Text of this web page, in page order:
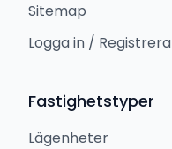
Sitemap
Logga in / Registrera
Fastighetstyper
Lägenheter